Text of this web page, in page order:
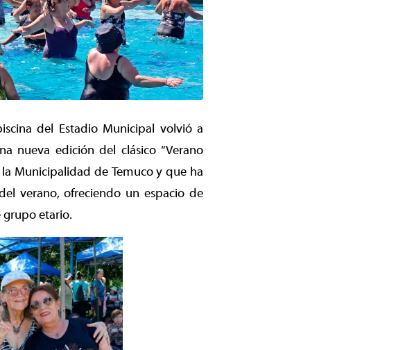
del Estadio Municipal volvió a
nueva edición del clásico “Verano
Municipalidad de Temuco y que ha
verano, ofreciendo un espacio de
grupo etario.